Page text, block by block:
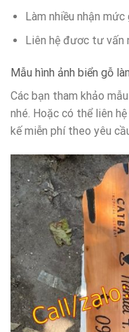
Làm nhiều nhận
Liên hệ đươc tư vấn
Mẫu hình ảnh biển gỗ
Các bạn tham khảo
nhé. Hoặc có thể liên
kế miễn phí theo yêu